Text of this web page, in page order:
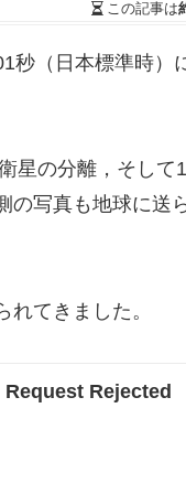
この記事は
秒（日本標準時
星の分離，そし
の写真も地球に送
てきました。
Request Rejected